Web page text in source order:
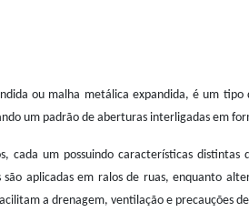
ou malha metálica expandida, é um
um padrão de aberturas interligadas em
um possuindo características
aplicadas em ralos de ruas, enquanto
a drenagem, ventilação e precauções